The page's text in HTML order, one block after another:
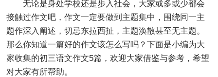
无论是身处学校还是步入社会，大家或多或少都会
接触过作文吧，作文一定要做到主题集中，围绕同一主
题作深入阐述，切忌东拉西扯，主题涣散甚至无主题。
那么你知道一篇好的作文该怎么写吗？下面是小编为大
家收集的初三语文作文5篇，欢迎大家借鉴与参考，希望
对大家有所帮助。